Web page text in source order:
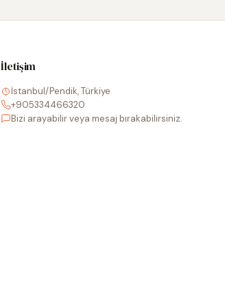
İletişim
İstanbul/Pendik, Türkiye
+905334466320
Bizi arayabilir veya mesaj bırakabilirsiniz.